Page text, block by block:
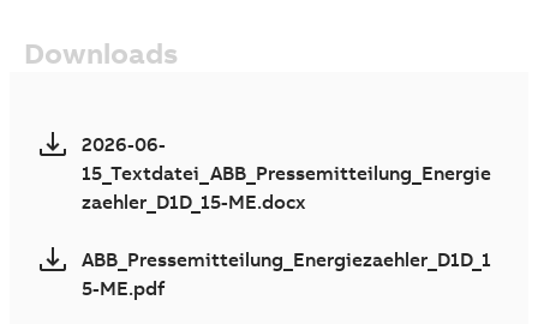
Downloads
2026-06-
15_Textdatei_ABB_Pressemitteilung_Energie
zaehler_D1D_15-ME.docx
ABB_Pressemitteilung_Energiezaehler_D1D_1
5-ME.pdf